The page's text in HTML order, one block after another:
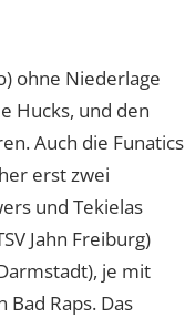
ohne Niederlage
Hucks, und den
Auch die Funatics
erst zwei
und Tekielas
Jahn Freiburg)
je mit
Raps. Das